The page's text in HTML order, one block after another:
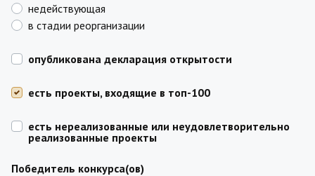
недействующая
в стадии реорганизации
опубликована декларация открытости
есть проекты, входящие в топ-100
есть нереализованные или неудовлетворительно
реализованные проекты
Победитель конкурса(ов)